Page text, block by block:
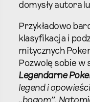
domysły autora
Przykładowo
klasyfikacja i
mitycznych
Pozwolę sobie w
Legendarne
legend i